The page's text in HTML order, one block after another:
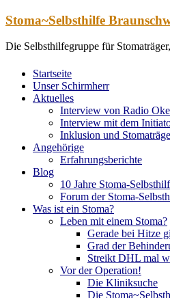
Zum
springen
Stoma~Selbsthilfe
Die Selbsthilfegruppe für
Startseite
Unser Schirmherr
Aktuelles
Interview von Radio
Interview mit dem
Inklusion und
Angehörige
Erfahrungsberichte
Blog
10 Jahre Stoma-
Forum der Stoma-
Was ist ein Stoma?
Leben mit einem Stoma?
Gerade bei Hitze
Grad der
Streikt DHL mal
Vor der Operation!
Die Kliniksuche
Die